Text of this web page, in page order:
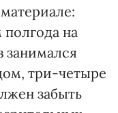
на
занимался
три-четыре
забыть